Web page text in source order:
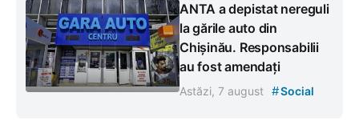
ANTA a depistat nereguli
la gările auto din
Chișinău. Responsabilii
au fost amendați
Astăzi, 7 august #Social